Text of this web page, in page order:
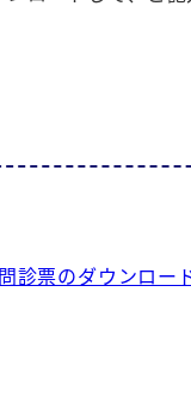
診票のダウンロー